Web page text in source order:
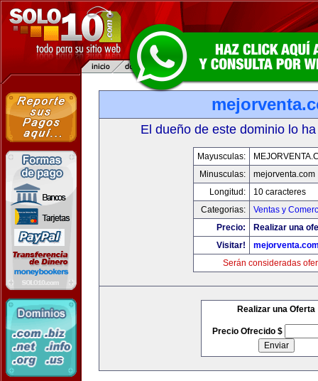
El dueño de este dominio lo
Mayusculas:
Minusculas:
mejorventa.com
Longitud:
10 caracteres
Categorias:
Ventas y
Precio:
Realizar una
Visitar!
Serán consideradas
Realizar una Oferta
Precio Ofrecido $